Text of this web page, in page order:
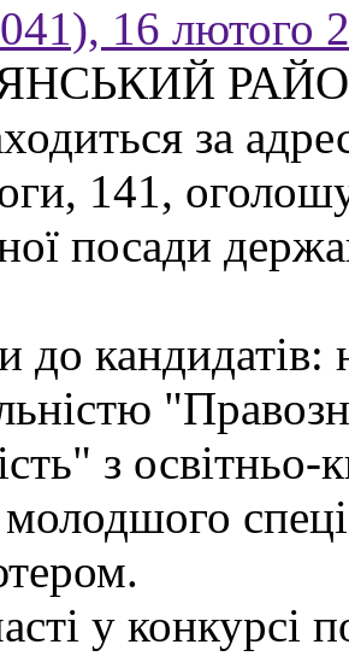
16 лютого
за
141,
посади
до кандидатів:
з
у конкурсі